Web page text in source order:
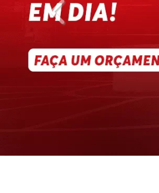
templates.template-